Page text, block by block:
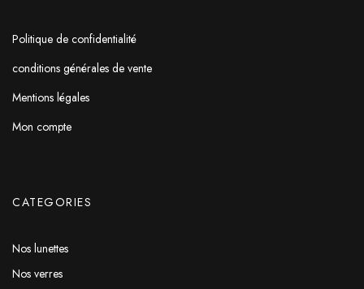
Politique de confidentialité
conditions générales de vente
Mentions légales
Mon compte
CATEGORIES
Nos lunettes
Nos verres